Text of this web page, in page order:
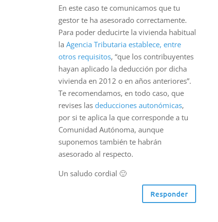
En este caso te comunicamos que tu
gestor te ha asesorado correctamente.
Para poder deducirte la vivienda habitual
la Agencia Tributaria establece, entre
otros requisitos, “que los contribu­yentes
hayan aplicado la deducción por dicha
vivienda en 2012 o en años anteriores”.
Te recomendamos, en todo caso, que
revises las deducciones autonómicas,
por si te aplica la que corresponde a tu
Comunidad Autónoma, aunque
suponemos también te habrán
asesorado al respecto.
Un saludo cordial 🙂
Responder